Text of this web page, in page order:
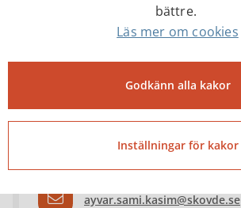
Ayvar Sami Kasim
ayvar.sami.kasim@skovde.se
bättre.
Läs mer om cookies
Godkänn alla kakor
Inställningar för kakor